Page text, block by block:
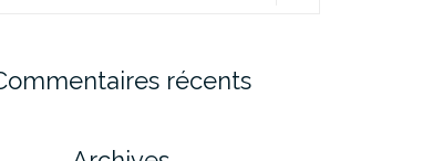
récents